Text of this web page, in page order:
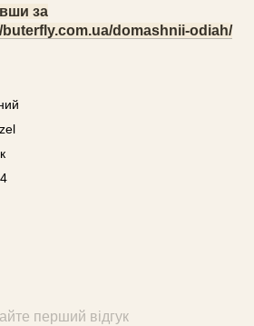
за
buterfly.com.ua/domashnii-odiah/
перший відгук